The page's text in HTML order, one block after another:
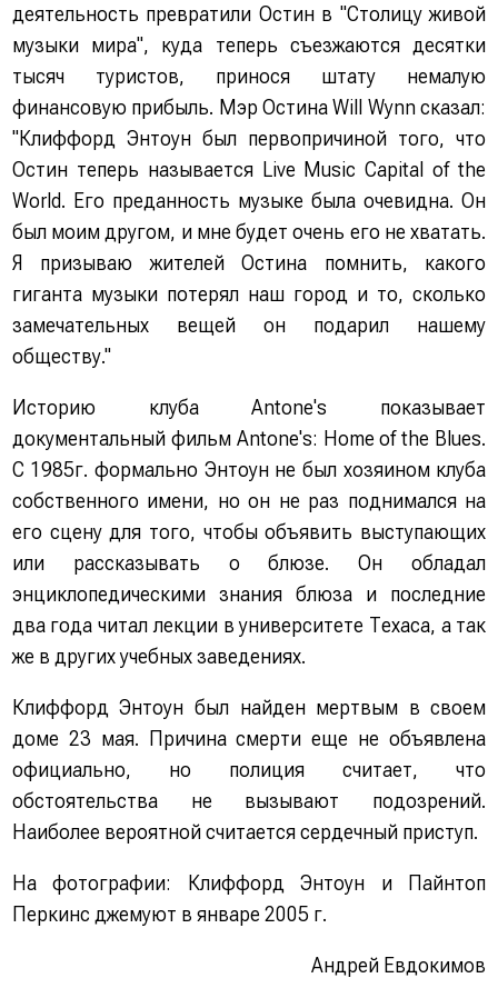
деятельность превратили Остин в "Столицу живой
музыки мира", куда теперь съезжаются десятки
тысяч туристов, принося штату немалую
финансовую прибыль. Мэр Остина Will Wynn сказал:
"Клиффорд Энтоун был первопричиной того, что
Остин теперь называется Live Music Capital of the
World. Его преданность музыке была очевидна. Он
был моим другом, и мне будет очень его не хватать.
Я призываю жителей Остина помнить, какого
гиганта музыки потерял наш город и то, сколько
замечательных вещей он подарил нашему
обществу."
Историю клуба Antone's показывает
документальный фильм Antone's: Home of the Blues.
С 1985г. формально Энтоун не был хозяином клуба
собственного имени, но он не раз поднимался на
его сцену для того, чтобы объявить выступающих
или рассказывать о блюзе. Он обладал
энциклопедическими знания блюза и последние
два года читал лекции в университете Техаса, а так
же в других учебных заведениях.
Клиффорд Энтоун был найден мертвым в своем
доме 23 мая. Причина смерти еще не объявлена
официально, но полиция считает, что
обстоятельства не вызывают подозрений.
Наиболее вероятной считается сердечный приступ.
На фотографии: Клиффорд Энтоун и Пайнтоп
Перкинс джемуют в январе 2005 г.
Андрей Евдокимов